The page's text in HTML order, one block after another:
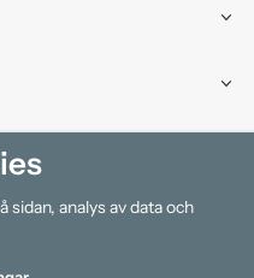
analys av data och